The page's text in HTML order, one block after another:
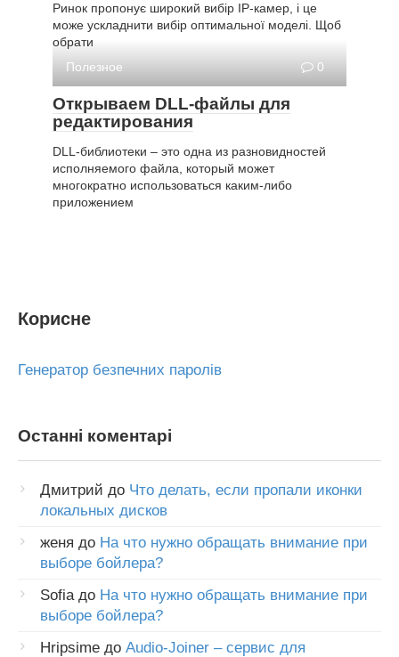
Ринок пропонує широкий вибір IP-камер, і це
може ускладнити вибір оптимальної моделі. Щоб
обрати
Полезное
0
Открываем DLL-файлы для
редактирования
DLL-библиотеки – это одна из разновидностей
исполняемого файла, который может
многократно использоваться каким-либо
приложением
Корисне
Генератор безпечних паролів
Останні коментарі
Дмитрий до Что делать, если пропали иконки
локальных дисков
женя до На что нужно обращать внимание при
выборе бойлера?
Sofia до На что нужно обращать внимание при
выборе бойлера?
Hripsime до Audio-Joiner – сервис для